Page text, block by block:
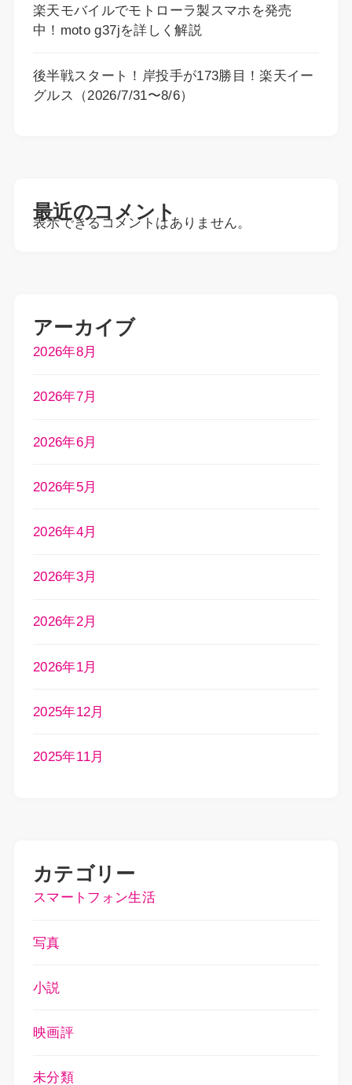
楽天モバイルでモトローラ製スマホを発売
中！moto g37jを詳しく解説
後半戦スタート！岸投手が173勝目！楽天イー
グルス（2026/7/31〜8/6）
最近のコメント
表示できるコメントはありません。
アーカイブ
2026年8月
2026年7月
2026年6月
2026年5月
2026年4月
2026年3月
2026年2月
2026年1月
2025年12月
2025年11月
カテゴリー
スマートフォン生活
写真
小説
映画評
未分類